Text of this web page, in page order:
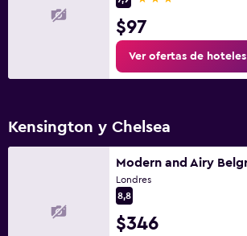
Ideal para familias
Comidas para niños
$97
Ver ofertas de hoteles
Kensington y Chelsea
Londres
8,8
$346